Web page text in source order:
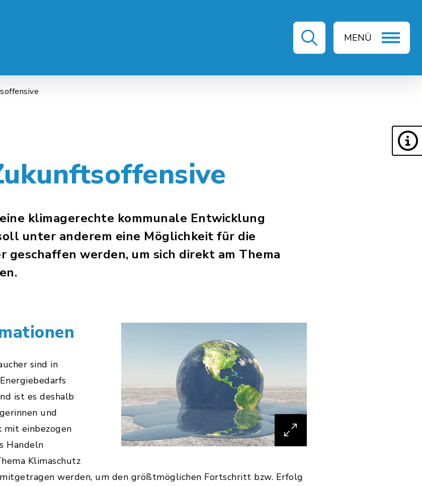
MENÜ
LEBEN & ALLTAG FREIZEIT & KULTUR
klimagerechte kommunale Entwicklung
unter anderem eine Möglichkeit für die
geschaffen werden, um sich direkt am Thema
sind in
ist es deshalb
und
einbezogen
Handeln
Klimaschutz
werden, um den größtmöglichen Fortschritt bzw. Erfolg